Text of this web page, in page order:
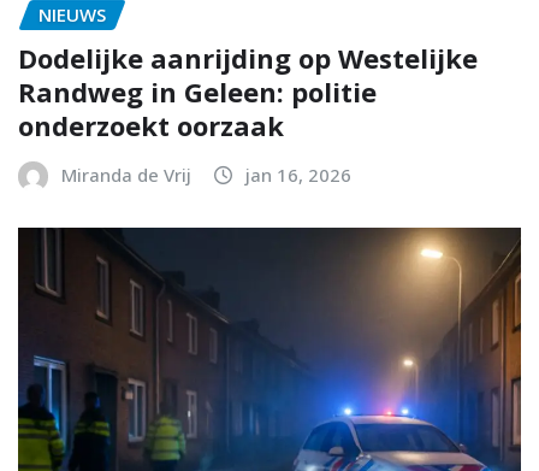
NIEUWS
Dodelijke aanrijding op Westelijke
Randweg in Geleen: politie
onderzoekt oorzaak
Miranda de Vrij jan 16, 2026